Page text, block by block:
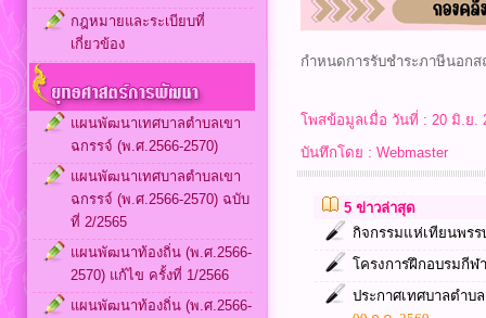
กฎหมายและระเบียบที่
เกี่ยวข้อง
แผนพัฒนาเทศบาลตำบลเขา
ฉกรรจ์ (พ.ศ.2566-2570)
แผนพัฒนาเทศบาลตำบลเขา
ฉกรรจ์ (พ.ศ.2566-2570) ฉบับ
ที่ 2/2565
แผนพัฒนาท้องถิ่น (พ.ศ.2566-
2570) แก้ไข ครั้งที่ 1/2566
แผนพัฒนาท้องถิ่น (พ.ศ.2566-
กำหนดการรับชำระภาษีนอกส
โพสข้อมูลเมื่อ วันที่ : 20 มิ.
บันทึกโดย : Webmaster
5 ข่าวล่าสุด
กิจกรรมแห่เทียนพรร
โครงการฝึกอบรมกีฬ
ประกาศเทศบาลตำบ